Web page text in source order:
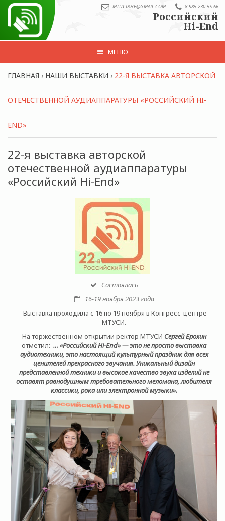
MTUCIRHE@GMAIL.COM 8 985 230-55-66
Российский
Hi-End
МЕНЮ
ГЛАВНАЯ › НАШИ ВЫСТАВКИ › 22-Я ВЫСТАВКА АВТОРСКОЙ
ОТЕЧЕСТВЕННОЙ АУДИАППАРАТУРЫ «РОССИЙСКИЙ HI-
END»
22-я выставка авторской
отечественной аудиаппаратуры
«Российский Hi-End»
Состоялась
16-19 ноября 2023 года
Выставка проходила с 16 по 19 ноября в Конгресс-центре
МТУСИ.
На торжественном открытии ректор МТУСИ Сергей Ерохин
отметил: … «Российский Hi-End» — это не просто выставка
аудиотехники, это настоящий культурный праздник для всех
ценителей прекрасного звучания. Уникальный дизайн
представленной техники и высокое качество звука изделий не
оставят равнодушным требовательного меломана, любителя
классики, рока или электронной музыки».